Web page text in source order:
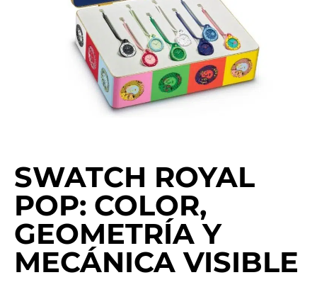
SWATCH ROYAL
POP: COLOR,
GEOMETRÍA Y
MECÁNICA VISIBLE